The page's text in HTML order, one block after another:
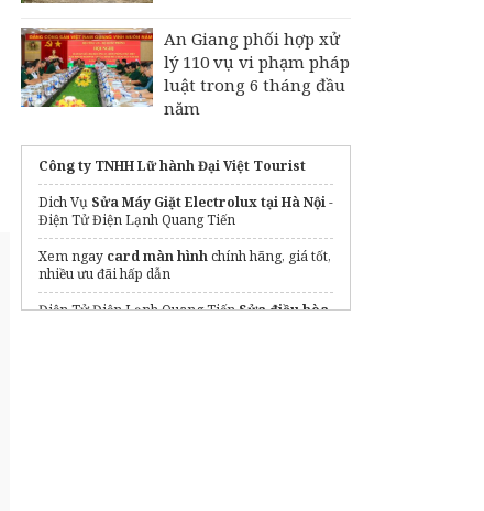
An Giang phối hợp xử
lý 110 vụ vi phạm pháp
luật trong 6 tháng đầu
năm
Công ty TNHH Lữ hành Đại Việt Tourist
Dich Vụ Sửa Máy Giặt Electrolux tại Hà Nội-
Điện Tử Điện Lạnh Quang Tiến
Xem ngay card màn hìnhchính hãng, giá tốt,
nhiều ưu đãi hấp dẫn
Điện Tử Điện Lạnh Quang TiếnSửa điều hòa